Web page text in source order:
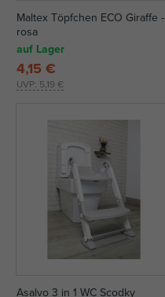
Maltex Töpfchen ECO Giraffe -
rosa
auf Lager
UVP: 5,19 €
4,15 €
Asalvo 3 in 1 WC Scodky